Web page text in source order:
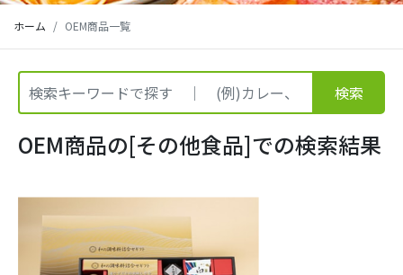
ホーム OEM商品一覧
検索
OEM商品の[その他食品]での検索結果